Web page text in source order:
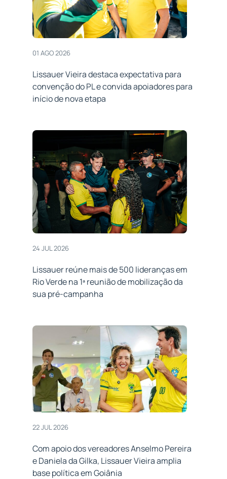
01 AGO 2026
Lissauer Vieira destaca expectativa para
convenção do PL e convida apoiadores para
início de nova etapa
24 JUL 2026
Lissauer reúne mais de 500 lideranças em
Rio Verde na 1ª reunião de mobilização da
sua pré-campanha
22 JUL 2026
Com apoio dos vereadores Anselmo Pereira
e Daniela da Gilka, Lissauer Vieira amplia
base política em Goiânia